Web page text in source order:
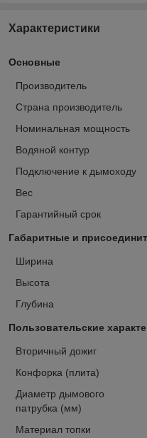
Характеристики
Основные
Производитель
Страна производитель
Номинальная мощность
Водяной контур
Подключение к дымоходу
Вес
Гарантийный срок
Габаритные и
Ширина
Высота
Глубина
Пользовательские
Вторичный дожиг
Конфорка (плита)
Диаметр дымового
патрубка (мм)
Материал топки